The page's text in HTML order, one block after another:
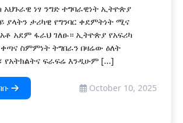
አህጉራዊ ነፃ ንግድ ተግባራዊነት ኢትዮጵያ
ያላትን ታሪካዊ የግንባር ቀደምትነት ሚና
አደም ፋራህ ገለፁ። ኢትዮጵያ የአፍሪካ
ቀጣና ስምምነት ትግበራን በዛሬው ዕለት
የአትክልትና ፍራፍሬ እንዲሁም [...]
October 10, 2025